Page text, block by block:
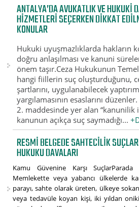
ANTALYA’DA AVUKATLIK VE HUKUKI
HIZMETLERI SEÇERKEN DIKKAT
KONULAR
Hukuki uyuşmazlıklarda hakların
doğru anlaşılması ve kanuni
önem taşır.Ceza Hukukunun
hangi fiillerin suç oluşturduğunu,
şartlarını, uygulanabilecek
yargılamasının esaslarını
2. maddesinde yer alan “kanunilik
kanunun açıkça suç saymadığı...
RESMI BELGEDE SAHTECILIK
HUKUKU DAVALARI
Kamu Güvenine Karşı
Memlekette veya yabancı ülkelerde
parayı, sahte olarak üreten, ülkeye
veya tedavüle koyan kişi, iki yıldan